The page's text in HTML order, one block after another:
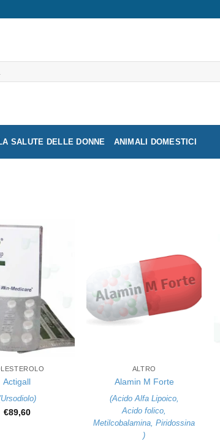
SALUTE DELLE DONNE ANIMALI DOMESTICI
Actigall
Ursodiolo)
€89,60
ALTRO
Alamin M Forte
(Acido Alfa Lipoico,
Acido folico,
Metilcobalamina,Piridossina
)